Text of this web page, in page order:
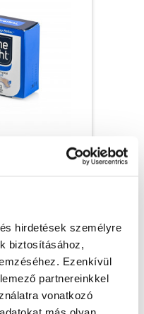
hirdetések személyre
biztosításához,
Ezenkívül
partnereinkkel
vonatkozó
S/M – 30x
)